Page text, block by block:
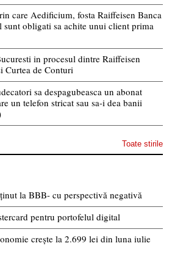
care Aedificium, fosta Raiffeisen Banca
sunt obligati sa achite unui client prima
in procesul dintre Raiffeisen
Curtea de Conturi
sa despagubeasca un abonat
un telefon stricat sau sa-i dea banii
Toate stirile
la BBB- cu perspectivă negativă
pentru portofelul digital
crește la 2.699 lei din luna iulie